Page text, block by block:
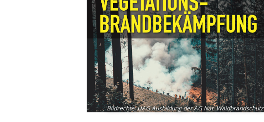
Bildrechte:UAG Ausbildung der AG Nat. Waldbrandschutz